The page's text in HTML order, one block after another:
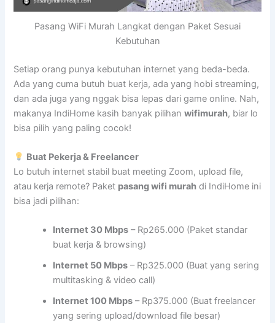
Pasang WiFi Murah Langkat dengan Paket Sesuai
Kebutuhan
Setiap orang punya kebutuhan internet yang beda-beda.
Ada yang cuma butuh buat kerja, ada yang hobi streaming,
dan ada juga yang nggak bisa lepas dari game online. Nah,
makanya IndiHome kasih banyak pilihanwifimurah, biar lo
bisa pilih yang paling cocok!
Buat Pekerja & Freelancer
Lo butuh internet stabil buat meeting Zoom, upload file,
atau kerja remote? Paket pasang wifi murah di IndiHome ini
bisa jadi pilihan:
Internet 30 Mbps – Rp265.000 (Paket standar
buat kerja & browsing)
Internet 50 Mbps – Rp325.000 (Buat yang sering
multitasking & video call)
Internet 100 Mbps – Rp375.000 (Buat freelancer
yang sering upload/download file besar)